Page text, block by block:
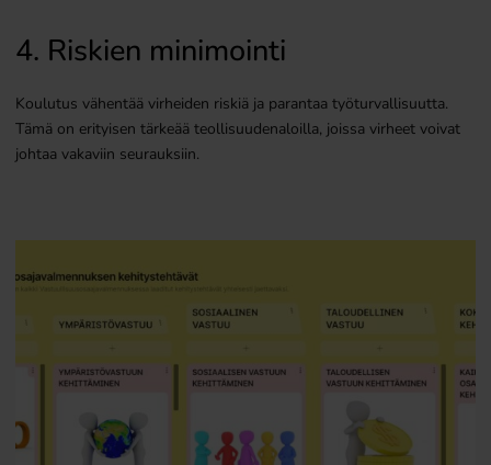
4. Riskien minimointi
Koulutus vähentää virheiden riskiä ja parantaa työturvallisuutta.
Tämä on erityisen tärkeää teollisuudenaloilla, joissa virheet voivat
johtaa vakaviin seurauksiin.